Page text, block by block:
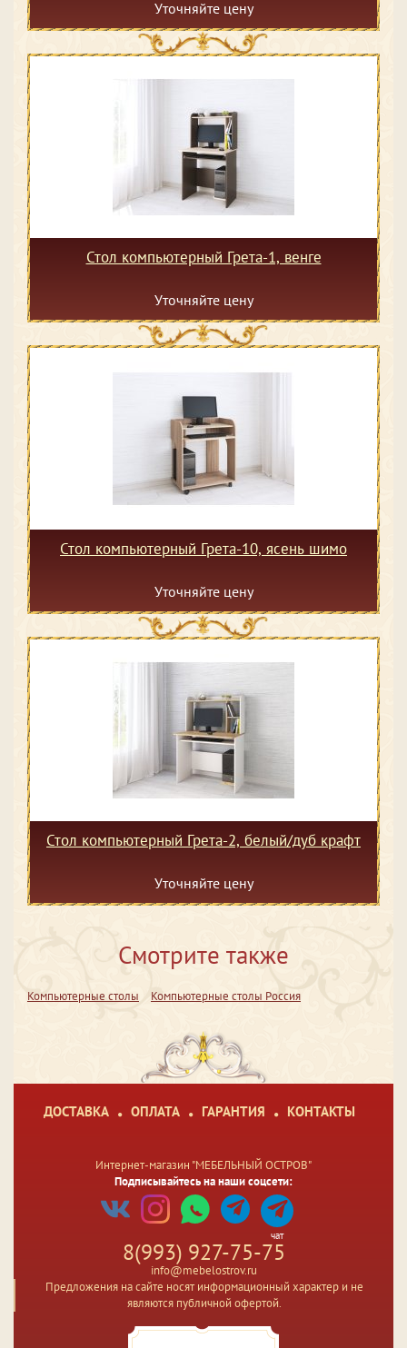
Уточняйте цену
Стол компьютерный Грета-1, венге
Уточняйте цену
Стол компьютерный Грета-10, ясень шимо
Уточняйте цену
Стол компьютерный Грета-2, белый/дуб крафт
Уточняйте цену
Смотрите также
Компьютерные столы Компьютерные столы Россия
ДОСТАВКА ОПЛАТА ГАРАНТИЯ КОНТАКТЫ
Интернет-магазин "МЕБЕЛЬНЫЙ ОСТРОВ"
Подписывайтесь на наши соцсети:
чат
8(993) 927-75-75
info@mebelostrov.ru
Предложения на сайте носят информационный характер и не
являются публичной офертой.